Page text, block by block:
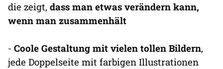
die zeigt, dass man etwas verändern kann,
wenn man zusammenhält
- Coole Gestaltung mit vielen tollen Bildern,
jede Doppelseite mit farbigen Illustrationen